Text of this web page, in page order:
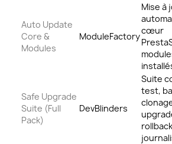
Auto Update
Core &
Modules
ModuleFactory
Mise à
cœur
Safe Upgrade
Suite (Full
Pack)
DevBlinders
Suite
test,